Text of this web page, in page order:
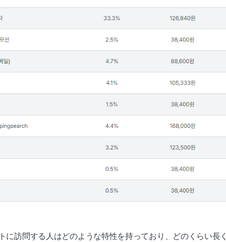
に訪問する人はどのような特性を持っており、どのくらい長